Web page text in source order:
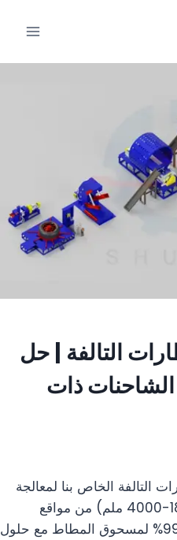
التالفة | حل
الشاحنات ذات
التالفة الخاص بنا لمعالجة
إطارات OTR كبيرة الحجم (1800-4000 ملم) من مواقع
التعدين والبناء. حقق نقاء بنسبة 99% لمسحوق المطاط مع حلول